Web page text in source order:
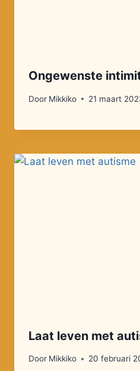
Ongewenste
Door Mikkiko 21 maart
Laat leven met
Door Mikkiko 20 februari